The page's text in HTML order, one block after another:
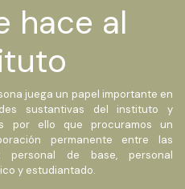
hace al
juega un papel importante en
sustantivas del instituto y
por ello que procuramos un
permanente entre las
personal de base, personal
y estudiantado.